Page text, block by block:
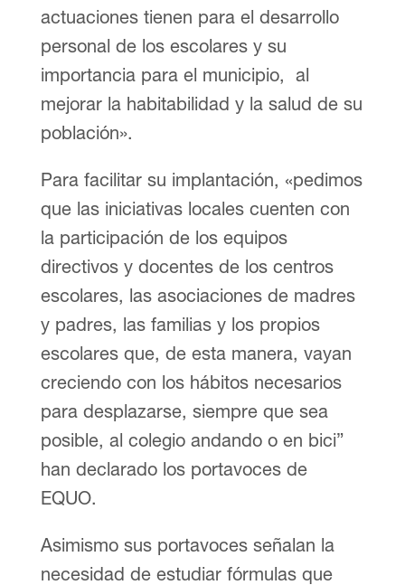
actuaciones tienen para el desarrollo
personal de los escolares y su
importancia para el municipio, al
mejorar la habitabilidad y la salud de su
población».
Para facilitar su implantación, «pedimos
que las iniciativas locales cuenten con
la participación de los equipos
directivos y docentes de los centros
escolares, las asociaciones de madres
y padres, las familias y los propios
escolares que, de esta manera, vayan
creciendo con los hábitos necesarios
para desplazarse, siempre que sea
posible, al colegio andando o en bici”
han declarado los portavoces de
EQUO.
Asimismo sus portavoces señalan la
necesidad de estudiar fórmulas que